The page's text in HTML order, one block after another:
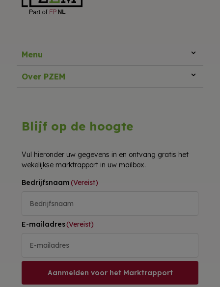
Menu
Over PZEM
Blijf op de hoogte
Vul hieronder uw gegevens in en ontvang gratis het
wekelijkse marktrapport in uw mailbox.
Bedrijfsnaam(Vereist)
E-mailadres(Vereist)
Aanmelden voor het Marktrapport